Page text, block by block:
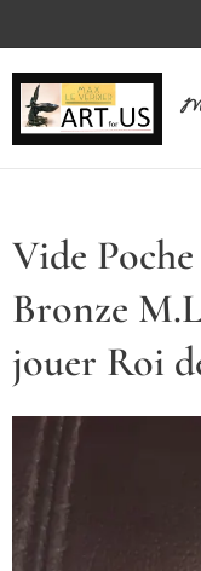
Vide
Bronze
jouer Roi